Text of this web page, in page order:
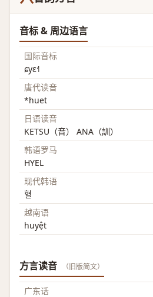
音标 & 周边语言
国际音标
ɕyɛ˧˥
唐代读音
*huet
日语读音
KETSU（音） ANA（訓）
韩语罗马
HYEL
现代韩语
혈
越南语
huyệt
方言读音 （旧版简文）
广东话